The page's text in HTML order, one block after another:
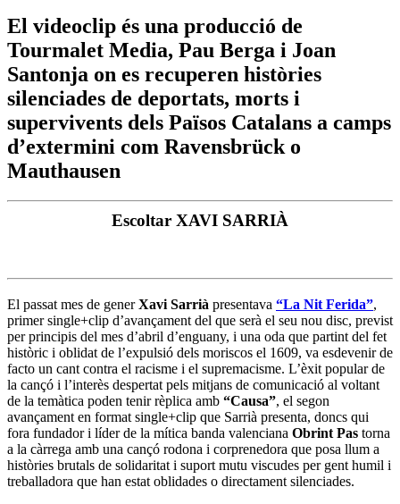
El videoclip és una producció de
Tourmalet Media, Pau Berga i Joan
Santonja on es recuperen històries
silenciades de deportats, morts i
supervivents dels Països Catalans a camps
d’extermini com Ravensbrück o
Mauthausen
Escoltar XAVI SARRIÀ
El passat mes de generXavi Sarrià presentava “La Nit Ferida”,
primer single+clip d’avançament del que serà el seu nou disc, previst
per principis del mes d’abril d’enguany, i una oda que partint del fet
històric i oblidat de l’expulsió dels moriscos el 1609, va esdevenir de
facto un cant contra el racisme i el supremacisme. L’èxit popular de
la cançó i l’interès despertat pels mitjans de comunicació al voltant
de la temàtica poden tenir rèplica amb “Causa”, el segon
avançament en format single+clip que Sarrià presenta, doncs qui
fora fundador i líder de la mítica banda valenciana Obrint Pas torna
a la càrrega amb una cançó rodona i corprenedora que posa llum a
històries brutals de solidaritat i suport mutu viscudes per gent humil i
treballadora que han estat oblidades o directament silenciades.